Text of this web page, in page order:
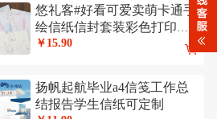
悠礼客#好看可爱卖萌卡通手
绘信纸信封套装彩色打印纸
情书感谢信
￥15.90
扬帆起航毕业a4信笺工作总
结报告学生信纸可定制